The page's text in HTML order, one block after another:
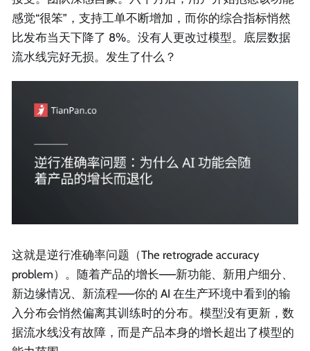
感觉“很笨”，支持工单不断增加，而你的综合指标悄然
比发布当天下降了 8%。没有人更改过模型。底层数据
流水线完好无损。发生了什么？
这就是逆行准确率问题（The retrograde accuracy
problem）。随着产品的增长——新功能、新用户细分、
新边缘情况、新流程——你的 AI 在生产环境中看到的输
入分布会悄然偏离其训练时的分布。模型没有更新，数
据流水线没有故障，而是产品本身的增长超出了模型的